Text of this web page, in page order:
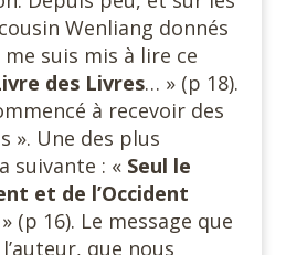
Wenliang donnés
suis mis à lire ce
des Livres… » (p 18).
à recevoir des
». Une des plus
suivante : « Seul le
et de l’Occident
» (p 16). Le message que
que nous